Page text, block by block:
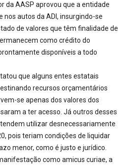
da AASP aprovou que a entidade
nos autos da ADI, insurgindo-se
de valores que têm finalidade de
como crédito do
disponíveis a todo
que alguns entes estatais
recursos orçamentários
se apenas dos valores dos
a ter acesso. Já outros desses
utilizar desnecessariamente
pois teriam condições de liquidar
menor, como é justo e jurídico.
como amicus curiae, a